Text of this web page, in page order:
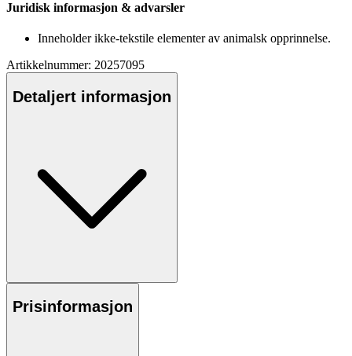
Juridisk informasjon & advarsler
Inneholder ikke-tekstile elementer av animalsk opprinnelse.
Artikkelnummer: 20257095
Detaljert informasjon
Prisinformasjon